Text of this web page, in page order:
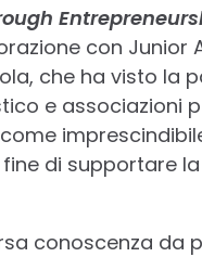
con Junior
che ha visto la
e associazioni
di supportare
conoscenza da